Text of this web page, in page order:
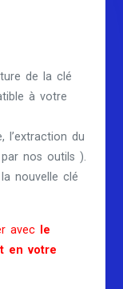
de la clé
à votre
l’extraction du
nos outils ).
nouvelle clé
avec le
en votre